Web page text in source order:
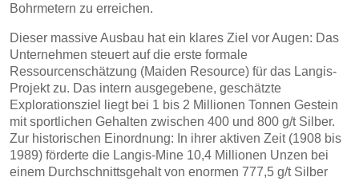
Bohrmetern zu erreichen.
Dieser massive Ausbau hat ein klares Ziel vor Augen: Das
Unternehmen steuert auf die erste formale
Ressourcenschätzung (Maiden Resource) für das Langis-
Projekt zu. Das intern ausgegebene, geschätzte
Explorationsziel liegt bei 1 bis 2 Millionen Tonnen Gestein
mit sportlichen Gehalten zwischen 400 und 800 g/t Silber.
Zur historischen Einordnung: In ihrer aktiven Zeit (1908 bis
1989) förderte die Langis-Mine 10,4 Millionen Unzen bei
einem Durchschnittsgehalt von enormen 777,5 g/t Silber